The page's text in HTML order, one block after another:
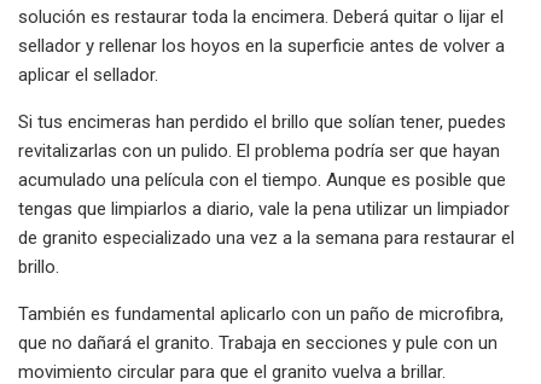
solución es restaurar toda la encimera. Deberá quitar o lijar el
sellador y rellenar los hoyos en la superficie antes de volver a
aplicar el sellador.
Si tus encimeras han perdido el brillo que solían tener, puedes
revitalizarlas con un pulido. El problema podría ser que hayan
acumulado una película con el tiempo. Aunque es posible que
tengas que limpiarlos a diario, vale la pena utilizar un limpiador
de granito especializado una vez a la semana para restaurar el
brillo.
También es fundamental aplicarlo con un paño de microfibra,
que no dañará el granito. Trabaja en secciones y pule con un
movimiento circular para que el granito vuelva a brillar.